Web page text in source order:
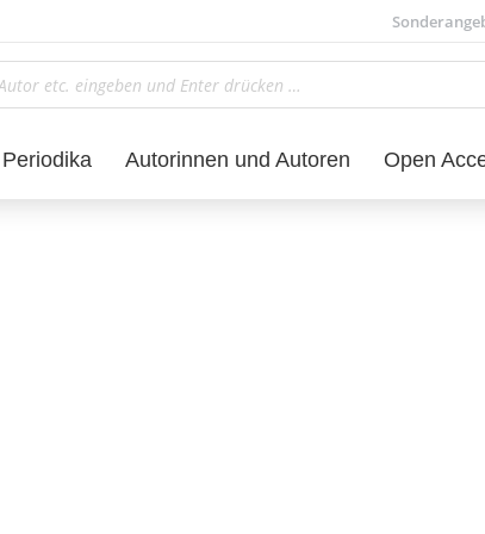
Periodika Autorinnen und Autoren Open